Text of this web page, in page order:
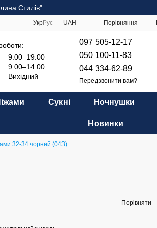
Стилів"
УкрРус UAH Порівняння
9:00–19:00
9:00–14:00
Вихідний
097 505-12-17
050 100-11-83
044 334-62-89
Передзвонити вам?
Сукні Ночнушки
Новинки
32-34 чорний (043)
Порівняти